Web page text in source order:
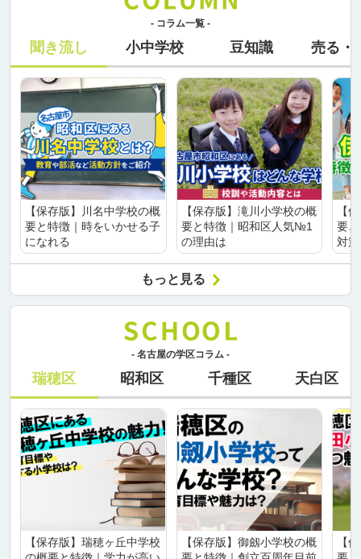
- コラム一覧 -
聞き流し 小中学校 豆知識 売る・
【保存版】川名中学校の概
要と特徴｜時をいかせる子
になれる
【保存版】滝川小学校の概
要と特徴｜昭和区人気№1
の理由は
【
要
対
もっと見る
- 名古屋の学区コラム -
瑞穂区 昭和区 千種区 天白区
【保存版】瑞穂ヶ丘中学校
【保存版】御劔小学校の概
【